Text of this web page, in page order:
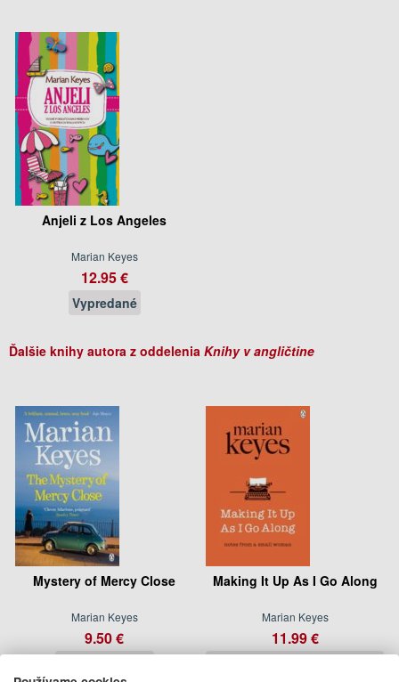
Anjeli z Los Angeles
Marian Keyes
12.95 €
Vypredané
Ďalšie knihy autora z oddelenia Knihy v angličtine
Mystery of Mercy Close
Marian Keyes
9.50 €
Making It Up As I Go Along
Marian Keyes
11.99 €